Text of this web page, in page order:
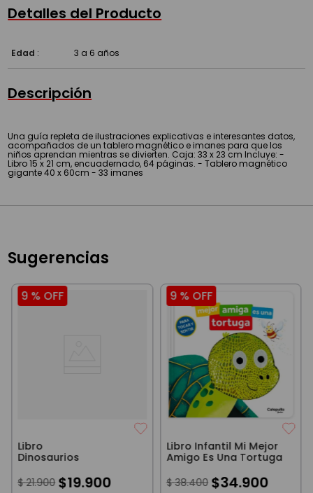
Detalles del Producto
Edad : 3 a 6 años
Descripción
Una guía repleta de ilustraciones explicativas e interesantes datos,
acompañados de un tablero magnético e imanes para que los
niños aprendan mientras se divierten. Caja: 33 x 23 cm Incluye: -
Libro 15 x 21 cm, encuadernado, 64 páginas. - Tablero magnético
gigante 40 x 60cm - 33 imanes
Sugerencias
9 % OFF
Libro
Dinosaurios
$ 21.900 $19.900
9 % OFF
Libro Infantil Mi Mejor
Amigo Es Una Tortuga
$ 38.400 $34.900